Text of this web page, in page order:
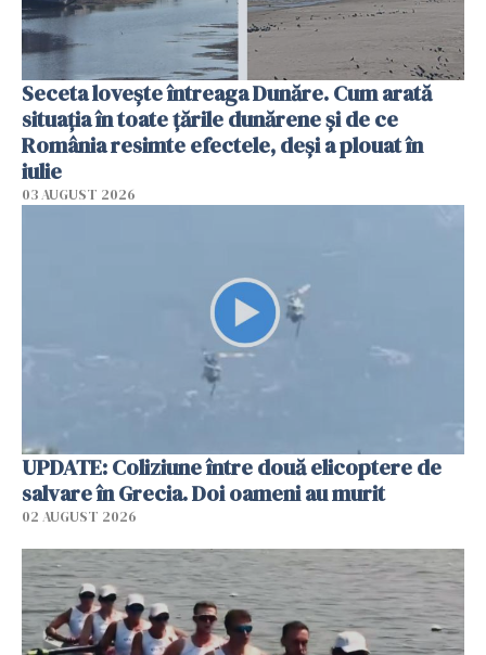
Seceta lovește întreaga Dunăre. Cum arată
situația în toate țările dunărene și de ce
România resimte efectele, deși a plouat în
iulie
03 AUGUST 2026
UPDATE: Coliziune între două elicoptere de
salvare în Grecia. Doi oameni au murit
02 AUGUST 2026